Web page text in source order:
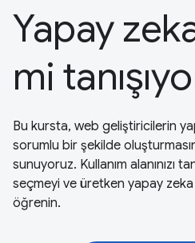
Yapay
mi
Bu kursta, web geliştiricilerin
sorumlu bir şekilde
sunuyoruz. Kullanım alanınızı
seçmeyi ve üretken yapay zeka
öğrenin.